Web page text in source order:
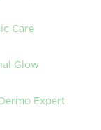
Care
Glow
Expert